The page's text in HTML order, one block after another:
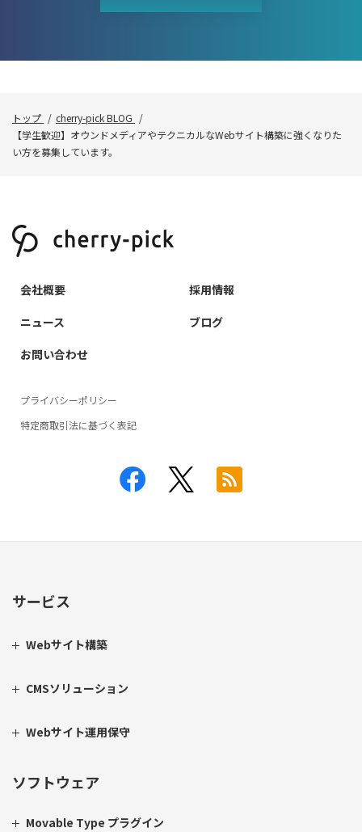
トップ
cherry-pick BLOG
【学生歓迎】オウンドメディアやテクニカルなWebサイト構築に強くなりた
い方を募集しています。
サービス
Webサイト構築
CMSソリューション
Webサイト運用保守
ソフトウェア
Movable Type プラグイン
会社概要
採用情報
ニュース
ブログ
お問い合わせ
プライバシーポリシー
特定商取引法に基づく表記